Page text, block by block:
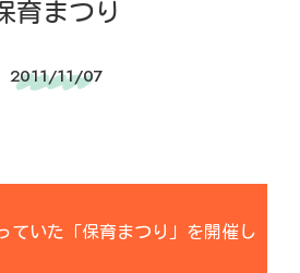
育まつり
2011/11/07
ていた「保育まつり」を開催し